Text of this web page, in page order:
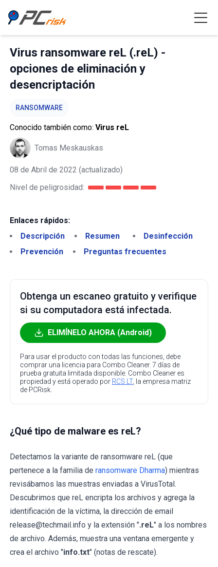
Virus ransomware reL (.reL) -
opciones de eliminación y
desencriptación
RANSOMWARE
Conocido también como: Virus reL
Tomas Meskauskas
08 de Abril de 2022 (actualizado)
Nivel de peligrosidad:
Enlaces rápidos:
Descripción
Resumen
Desinfección
Prevención
Preguntas frecuentes
Obtenga un escaneo gratuito y verifique
si su computadora está infectada.
ELIMÍNELO AHORA (Android)
Para usar el producto con todas las funciones, debe
comprar una licencia para Combo Cleaner. 7 días de
prueba gratuita limitada disponible. Combo Cleaner es
propiedad y está operado por RCS LT, la empresa matriz
de PCRisk.
¿Qué tipo de malware es reL?
Detectamos la variante de ransomware reL (que
pertenece a la familia de ransomware Dharma) mientras
revisábamos las muestras enviadas a VirusTotal.
Descubrimos que reL encripta los archivos y agrega la
identificación de la víctima, la dirección de email
release@techmail.info y la extensión ".reL" a los nombres
de archivo. Además, muestra una ventana emergente y
crea el archivo "info.txt" (notas de rescate).